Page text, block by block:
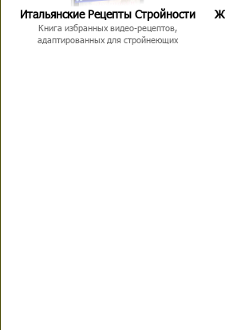
Итальянские Рецепты Стройности
Книга избранных видео-рецептов,
адаптированных для стройнеющих